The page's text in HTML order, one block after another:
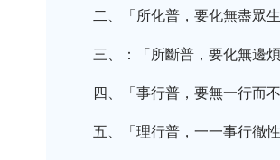
二、「所化普，要化無盡眾
三、：「所斷普，要化無邊
四、「事行普，要無一行而
五、「理行普，一一事行徹